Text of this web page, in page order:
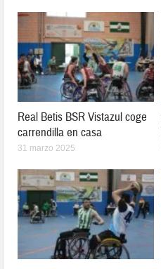
Real Betis BSR Vistazul coge
carrendilla en casa
31 marzo 2025